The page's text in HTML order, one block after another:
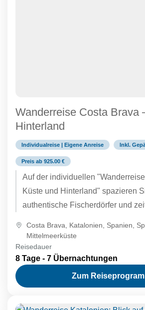
Wanderreise Costa Brava
Hinterland
Individualreise | Eigene Anreise Inkl.
Preis ab 925.00 €
Auf der individuellen
Küste und Hinterland" spazieren
authentische Fischerdörfer und
Charme verzaubern. Entdecken...
Costa Brava Katalonien Spanien
Mittelmeerküste
Reisedauer
8 Tage - 7 Übernachtungen
Zum